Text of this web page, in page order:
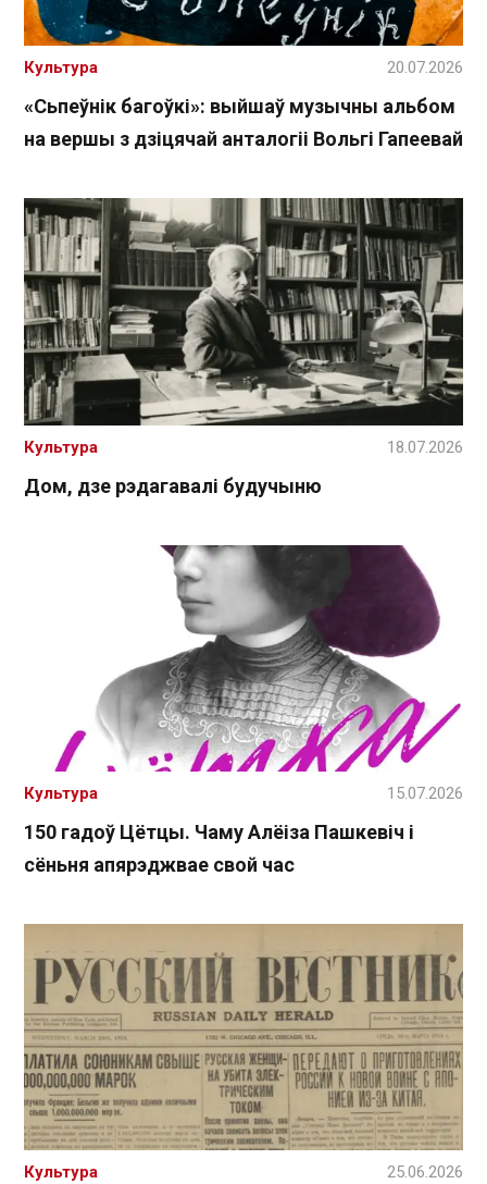
«Сьпеўнік багоўкі»: выйшаў музычны альбом
на вершы з дзіцячай анталогіі Вольгі Гапеевай
Культура 20.07.2026
Дом, дзе рэдагавалі будучыню
Культура 18.07.2026
150 гадоў Цётцы. Чаму Алёіза Пашкевіч і
сёньня апярэджвае свой час
Культура 15.07.2026
Культура 25.06.2026